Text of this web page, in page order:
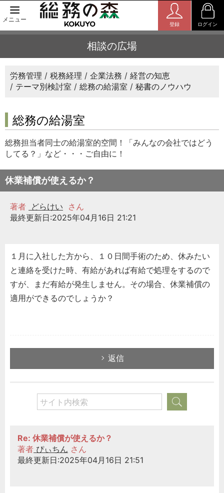
メニュー
登録 ログイン
相談の広場
労務管理 税務経理 企業法務
経営の知恵
テーマ別検討室
総務の給湯室 秘書のノウハウ
総務の給湯室
総務担当者同士の給湯室的空間！「みんなの会社ではどう
してる？」など・・・ご自由に！
休業補償が使えるか？
著者 どらけい
さん
最終更新日:2025年04月16日 21:21
１月に入社した方から、１０日間手術のため、休みたい
と連絡を受けた時、有給があれば有給で処理をするので
すが、まだ有給が発生しません。その場合、休業補償の
適用ができるのでしょうか？
返信
Re: 休業補償が使えるか？
著者 ぴぃちん さん
最終更新日:2025年04月16日 21:51